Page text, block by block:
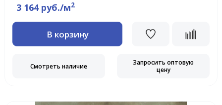
3 164 руб./м2
В корзину
Смотреть наличие
Запросить оптовую
цену